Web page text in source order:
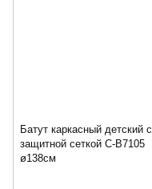
Батут каркасный детский с
защитной сеткой C-B7105
ø138см